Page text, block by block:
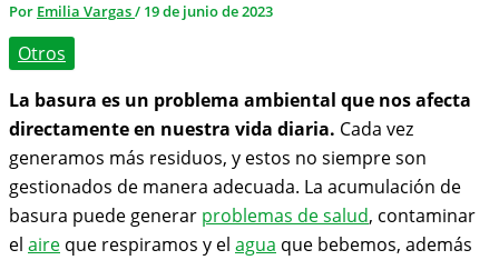
Por Emilia Vargas/ 19 de junio de 2023
Otros
La basura es un problema ambiental que nos afecta
directamente en nuestra vida diaria. Cada vez
generamos más residuos, y estos no siempre son
gestionados de manera adecuada. La acumulación de
basura puede generar problemas de salud, contaminar
el aire que respiramos y el agua que bebemos, además